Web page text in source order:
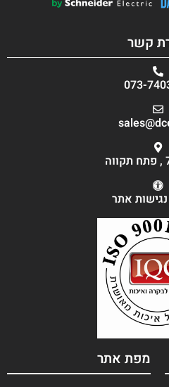
קשר
073-
אתר
מפת אתר